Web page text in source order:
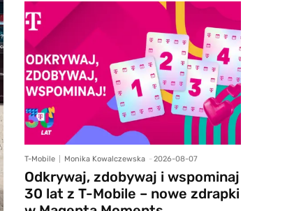
T-Mobile Monika Kowalczewska - 2026-08-07
Odkrywaj, zdobywaj i wspominaj
30 lat z T-Mobile – nowe zdrapki